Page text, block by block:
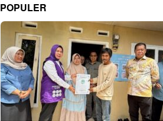
POPULER